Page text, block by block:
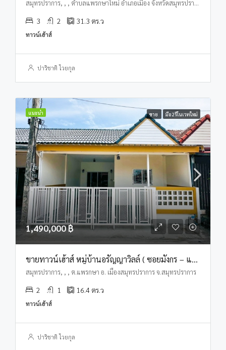
สมุทรปราการ, , , ตำบลแพรกษาใหม่ อำเภอเมือง จังหวัดสมุทรปราการ
3 2 31.3 ตร.ว
ทาวน์เฮ้าส์
ปาริชาติ ไวยกุล
แนะนำ ขาย มือ2รีโนเวทใหม่
1,490,000 ฿
ขายทาวน์เฮ้าส์ หมู่บ้านอรัญญาวิลล์ ( ซอยมังกร – แพรกษา )
สมุทรปราการ, , , ต.แพรกษา อ. เมืองสมุทรปราการ จ.สมุทรปราการ
2 1 16.4 ตร.ว
ทาวน์เฮ้าส์
ปาริชาติ ไวยกุล